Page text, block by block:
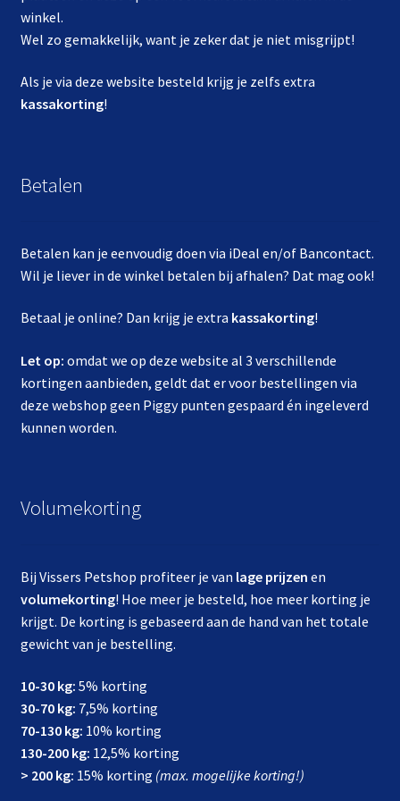
winkel.
Wel zo gemakkelijk, want je zeker dat je niet misgrijpt!
Als je via deze website besteld krijg je zelfs extra
kassakorting!
Betalen
Betalen kan je eenvoudig doen via iDeal en/of Bancontact.
Wil je liever in de winkel betalen bij afhalen? Dat mag ook!
Betaal je online? Dan krijg je extra kassakorting!
Let op: omdat we op deze website al 3 verschillende
kortingen aanbieden, geldt dat er voor bestellingen via
deze webshop geen Piggy punten gespaard én ingeleverd
kunnen worden.
Volumekorting
Bij Vissers Petshop profiteer je van lage prijzen en
volumekorting! Hoe meer je besteld, hoe meer korting je
krijgt. De korting is gebaseerd aan de hand van het totale
gewicht van je bestelling.
10-30 kg: 5% korting
30-70 kg: 7,5% korting
70-130 kg: 10% korting
130-200 kg: 12,5% korting
> 200 kg: 15% korting (max. mogelijke korting!)